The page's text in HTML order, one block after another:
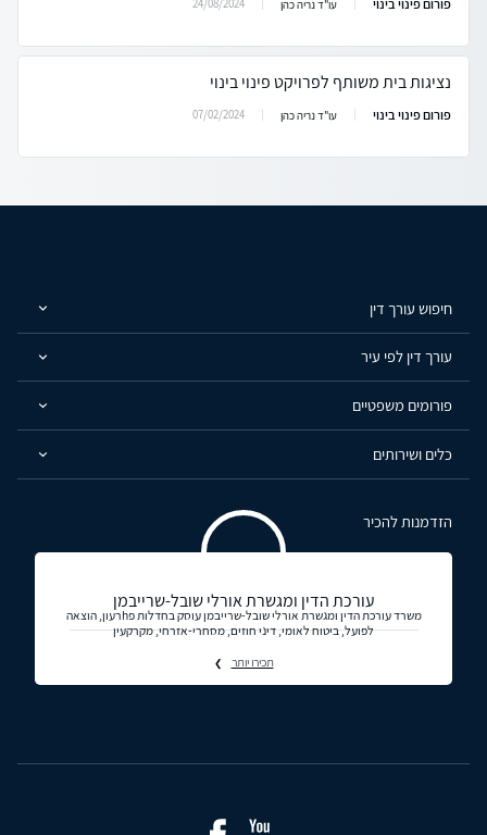
פורום פינוי בינוי עו"ד נריה כהן 24/08/2024
נציגות בית משותף לפרויקט פינוי בינוי
פורום פינוי בינוי עו"ד נריה כהן 07/02/2024
חיפוש עורך דין
עורך דין לפי עיר
פורומים משפטיים
כלים ושירותים
הזדמנות להכיר
עורכת הדין ומגשרת אורלי שובל-שרייבמן
משרד עורכת הדין ומגשרת אורלי שובל-שרייבמן עוסק בחדלות פhרעון, הוצאה
לפועל, ביטוח לאומי, דיני חוזים, מסחרי-אזרחי, מקרקעין
תכירו יותר